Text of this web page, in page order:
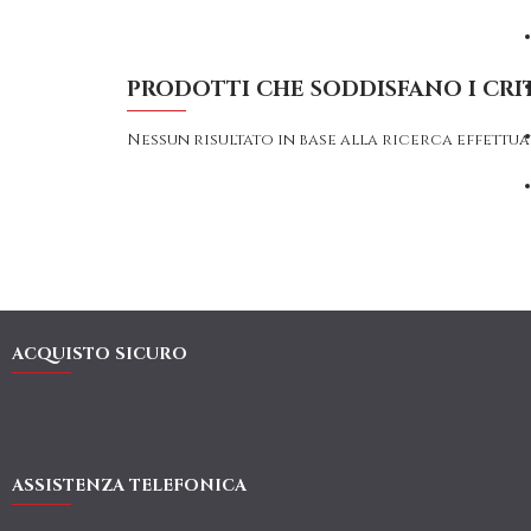
PRODOTTI CHE SODDISFANO I
Nessun risultato in base alla ricerca
ACQUISTO SICURO
ASSISTENZA TELEFONICA